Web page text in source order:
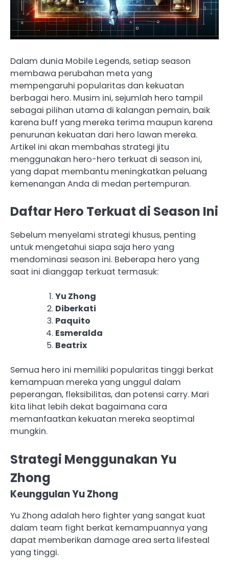
Dalam dunia Mobile Legends, setiap season
membawa perubahan meta yang
mempengaruhi popularitas dan kekuatan
berbagai hero. Musim ini, sejumlah hero tampil
sebagai pilihan utama di kalangan pemain, baik
karena buff yang mereka terima maupun karena
penurunan kekuatan dari hero lawan mereka.
Artikel ini akan membahas strategi jitu
menggunakan hero-hero terkuat di season ini,
yang dapat membantu meningkatkan peluang
kemenangan Anda di medan pertempuran.
Daftar Hero Terkuat di Season Ini
Sebelum menyelami strategi khusus, penting
untuk mengetahui siapa saja hero yang
mendominasi season ini. Beberapa hero yang
saat ini dianggap terkuat termasuk:
Yu Zhong
Diberkati
Paquito
Esmeralda
Beatrix
Semua hero ini memiliki popularitas tinggi berkat
kemampuan mereka yang unggul dalam
peperangan, fleksibilitas, dan potensi carry. Mari
kita lihat lebih dekat bagaimana cara
memanfaatkan kekuatan mereka seoptimal
mungkin.
Strategi Menggunakan Yu
Zhong
Keunggulan Yu Zhong
Yu Zhong adalah hero fighter yang sangat kuat
dalam team fight berkat kemampuannya yang
dapat memberikan damage area serta lifesteal
yang tinggi.